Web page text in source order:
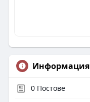
Информация
0Постове